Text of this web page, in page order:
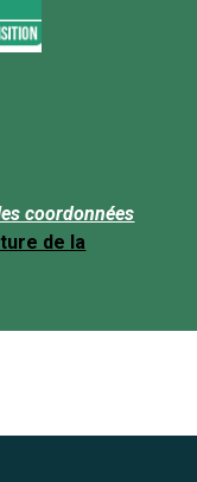
coordonnées
de la